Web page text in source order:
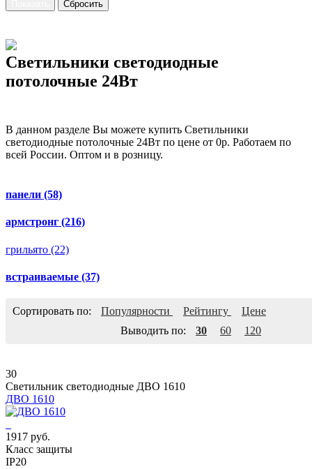
Светильники светодиодные
потолочные 24Вт
В данном разделе Вы можете купить Светильники
светодиодные потолочные 24Вт по цене от 0р. Работаем по
всей России. Оптом и в розницу.
панели (58)
армстронг (216)
грильято (22)
встраиваемые (37)
Сортировать по: Популярности Рейтингу
Цене
Выводить по:
30 60 120
30
Светильник светодиодные ДВО 1610
ДВО 1610
1917 руб.
Класс защиты
IP20